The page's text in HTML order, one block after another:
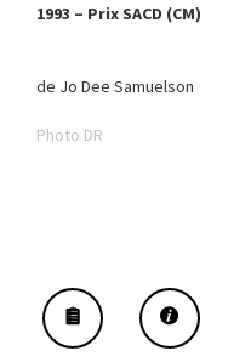
1993 – Prix SACD (CM)
de Jo Dee Samuelson
Photo DR